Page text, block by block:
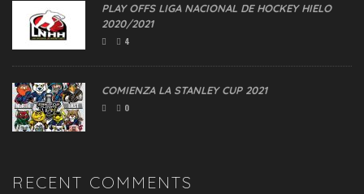
PLAY OFFS LIGA NACIONAL DE HOCKEY HIELO
2020/2021
4
COMIENZA LA STANLEY CUP 2021
0
RECENT COMMENTS